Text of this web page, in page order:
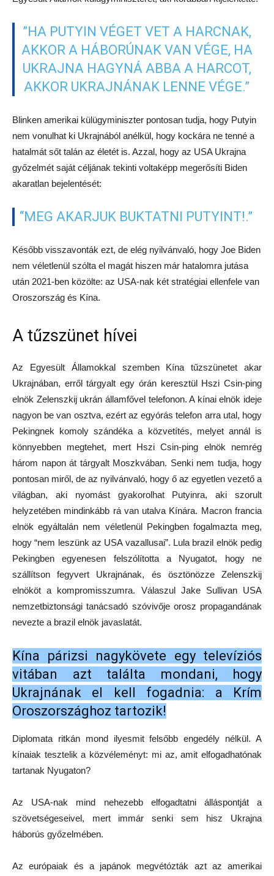
”HA PUTYIN VÉGET VET A HARCNAK,
AKKOR A HÁBORÚNAK VAN VÉGE, HA
UKRAJNA HAGYNÁ ABBA A HARCOT,
AKKOR UKRAJNÁNAK LENNE VÉGE.”
Blinken amerikai külügyminiszter pontosan tudja, hogy Putyin
nem vonulhat ki Ukrajnából anélkül, hogy kockára ne tenné a
hatalmát sőt talán az életét is. Azzal, hogy az USA Ukrajna
győzelmét saját céljának tekinti voltaképp megerősíti Biden
akaratlan bejelentését:
“MEG AKARJUK BUKTATNI PUTYINT!.”
Később visszavonták ezt, de elég nyilvánvaló, hogy Joe Biden
nem véletlenül szólta el magát hiszen már hatalomra jutása
után 2021-ben közölte: az USA-nak két stratégiai ellenfele van
Oroszország és Kína.
A tűzszünet hívei
Az Egyesült Államokkal szemben Kína tűzszünetet akar
Ukrajnában, erről tárgyalt egy órán keresztül Hszi Csin-ping
elnök Zelenszkij ukrán államfővel telefonon. A kínai elnök ideje
nagyon be van osztva, ezért az egyórás telefon arra utal, hogy
Pekingnek komoly szándéka a közvetítés, melyet annál is
könnyebben megtehet, mert Hszi Csin-ping elnök nemrég
három napon át tárgyalt Moszkvában. Senki nem tudja, hogy
pontosan miről, de az nyilvánvaló, hogy ő az egyetlen vezető a
világban, aki nyomást gyakorolhat Putyinra, aki szorult
helyzetében mindinkább rá van utalva Kínára. Macron francia
elnök egyáltalán nem véletlenül Pekingben fogalmazta meg,
hogy “nem leszünk az USA vazallusai”. Lula brazil elnök pedig
Pekingben egyenesen felszólította a Nyugatot, hogy ne
szállítson fegyvert Ukrajnának, és ösztönözze Zelenszkij
elnököt a kompromisszumra. Válaszul Jake Sullivan USA
nemzetbiztonsági tanácsadó szóvivője orosz propagandának
nevezte a brazil elnök javaslatát.
Kína párizsi nagykövete egy televíziós
vitában azt találta mondani, hogy
Ukrajnának el kell fogadnia: a Krím
Oroszországhoz tartozik!
Diplomata ritkán mond ilyesmit felsőbb engedély nélkül. A
kínaiak tesztelik a közvéleményt: mi az, amit elfogadhatónak
tartanak Nyugaton?
Az USA-nak mind nehezebb elfogadtatni álláspontját a
szövetségeseivel, mert immár senki sem hisz Ukrajna
háborús győzelmében.
Az európaiak és a japánok megvétózták azt az amerikai